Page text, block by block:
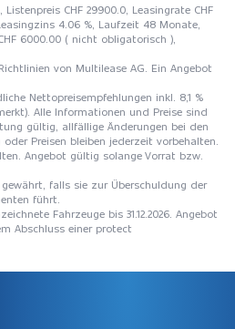
Listenpreis CHF 29900.0, Leasingrate CHF
4.06 %, Laufzeit 48 Monate,
6000.00 ( nicht obligatorisch ),
von Multilease AG. Ein Angebot
Nettopreisempfehlungen inkl. 8,1 %
Alle Informationen und Preise sind
gültig, allfällige Änderungen bei den
Preisen bleiben jederzeit vorbehalten.
Angebot gültig solange Vorrat bzw.
falls sie zur Überschuldung der
führt.
Fahrzeuge bis 31.12.2026. Angebot
Abschluss einer protect